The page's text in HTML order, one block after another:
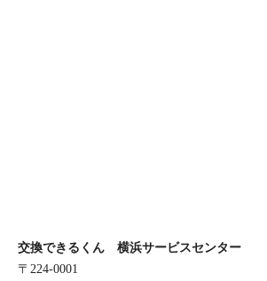
交換できるくん 横浜サービスセンター
〒224-0001